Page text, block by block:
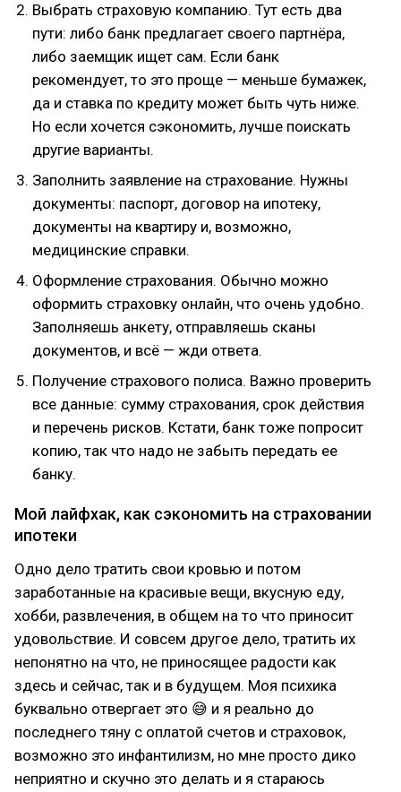
Выбрать страховую компанию. Тут есть два
пути: либо банк предлагает своего партнёра,
либо заемщик ищет сам. Если банк
рекомендует, то это проще — меньше бумажек,
да и ставка по кредиту может быть чуть ниже.
Но если хочется сэкономить, лучше поискать
другие варианты.
Заполнить заявление на страхование. Нужны
документы: паспорт, договор на ипотеку,
документы на квартиру и, возможно,
медицинские справки.
Оформление страхования. Обычно можно
оформить страховку онлайн, что очень удобно.
Заполняешь анкету, отправляешь сканы
документов, и всё — жди ответа.
Получение страхового полиса. Важно проверить
все данные: сумму страхования, срок действия
и перечень рисков. Кстати, банк тоже попросит
копию, так что надо не забыть передать ее
банку.
Мой лайфхак, как сэкономить на страховании
ипотеки
Одно дело тратить свои кровью и потом
заработанные на красивые вещи, вкусную еду,
хобби, развлечения, в общем на то что приносит
удовольствие. И совсем другое дело, тратить их
непонятно на что, не приносящее радости как
здесь и сейчас, так и в будущем. Моя психика
буквально отвергает это 😅 и я реально до
последнего тяну с оплатой счетов и страховок,
возможно это инфантилизм, но мне просто дико
неприятно и скучно это делать и я стараюсь